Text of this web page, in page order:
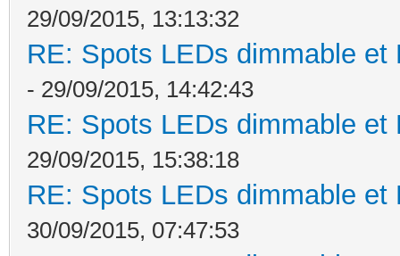
29/09/2015, 13:13:32
RE: Spots LEDs dimmable
- 29/09/2015, 14:42:43
RE: Spots LEDs dimmable
29/09/2015, 15:38:18
RE: Spots LEDs dimmable
30/09/2015, 07:47:53